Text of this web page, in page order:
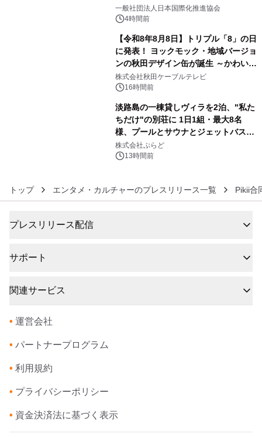
一般社団法人日本国際化推進協会
4時間前
【令和8年8月8日】トリプル「8」の日
に発表！ ヨックモック・地域バージョ
ンの秋田デザイン缶が誕生 ～かわいい
秋田犬の子犬と秋田の四季と名所を巡
るパッケージ～ 9月1日(火)秋田県内で
株式会社秋田ケーブルテレビ
16時間前
淡路島の一棟貸しヴィラを2泊、"私た
ちだけ"の別荘に 1日1組・最大8名
様、プールとサウナとジェットバス付
きで Villa Mon Temps AWAJIの連泊
素泊りプラン
株式会社ぷらど
13時間前
トップ エンタメ・カルチャーのプレスリリース一覧 Pikii合
プレスリリース配信
サポート
関連サービス
• 運営会社
• パートナープログラム
• 利用規約
• プライバシーポリシー
• 資金決済法に基づく表示